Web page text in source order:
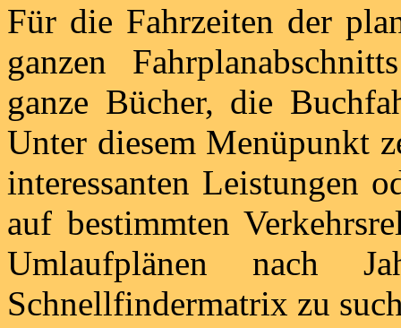
Für die Fahrzeiten der
ganzen
ganze Bücher, die
Unter diesem Menüpunkt
interessanten Leistungen
auf bestimmten
Umlaufplänen nach
Schnellfindermatrix zu